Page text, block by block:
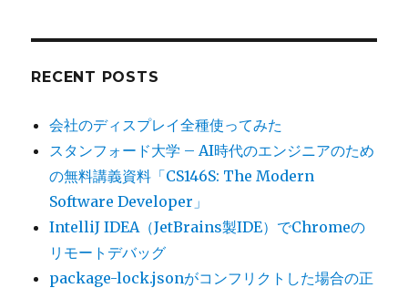
RECENT POSTS
会社のディスプレイ全種使ってみた
スタンフォード大学 – AI時代のエンジニアのため
の無料講義資料「CS146S: The Modern
Software Developer」
IntelliJ IDEA（JetBrains製IDE）でChromeの
リモートデバッグ
package-lock.jsonがコンフリクトした場合の正